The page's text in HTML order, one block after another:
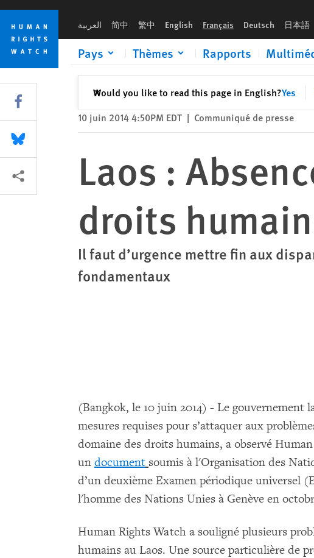
Skip
cookie
privacy
notice
Skip
main
content
العربية 简中 繁中 English Français Deutsch 日本語
Pays Thèmes Rapports
Would you like to read this page in English?Yes
✕Fermer
10 juin 2014 4:50PM EDT | Communiqué de presse
Laos :
droits
Il faut d’urgence mettre fin aux
fondamentaux
(Bangkok, le 10 juin 2014) - Le gouvernement
mesures requises pour s’attaquer aux
domaine des droits humains, a observé
un document soumis à l'Organisation des
d’un deuxième Examen périodique universel
l'homme des Nations Unies à Genève en
Human Rights Watch a souligné plusieurs
humains au Laos. Une source particulière de
Share this via Facebook
Share this via Bluesky
Share this via Partagez